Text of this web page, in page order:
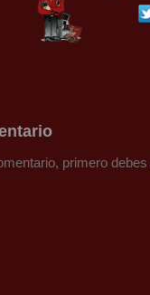
primero debes